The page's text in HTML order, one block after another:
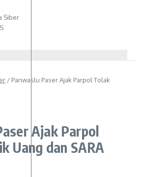
Siber
/ Panwaslu Paser Ajak Parpol Tolak
Ajak Parpol
Uang dan SARA